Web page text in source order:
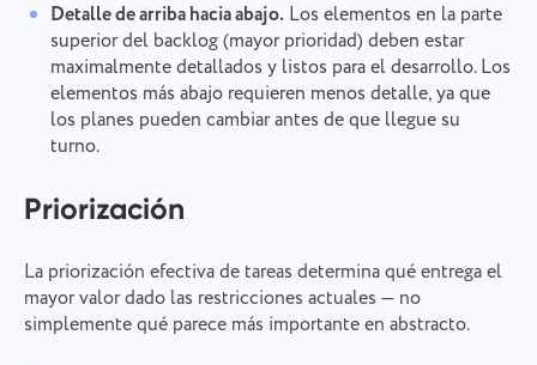
Detalle de arriba hacia abajo. Los elementos en la parte
superior del backlog (mayor prioridad) deben estar
maximalmente detallados y listos para el desarrollo. Los
elementos más abajo requieren menos detalle, ya que
los planes pueden cambiar antes de que llegue su
turno.
Priorización
La priorización efectiva de tareas determina qué entrega el
mayor valor dado las restricciones actuales — no
simplemente qué parece más importante en abstracto.